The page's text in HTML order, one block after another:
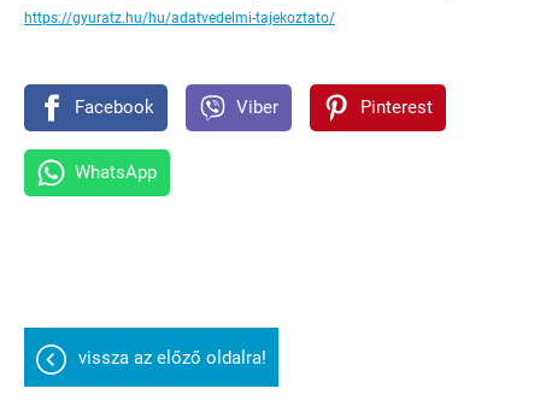
https://gyuratz.hu/hu/adatvedelmi-tajekoztato/
Facebook Viber Pinterest
WhatsApp
vissza az előző oldalra!